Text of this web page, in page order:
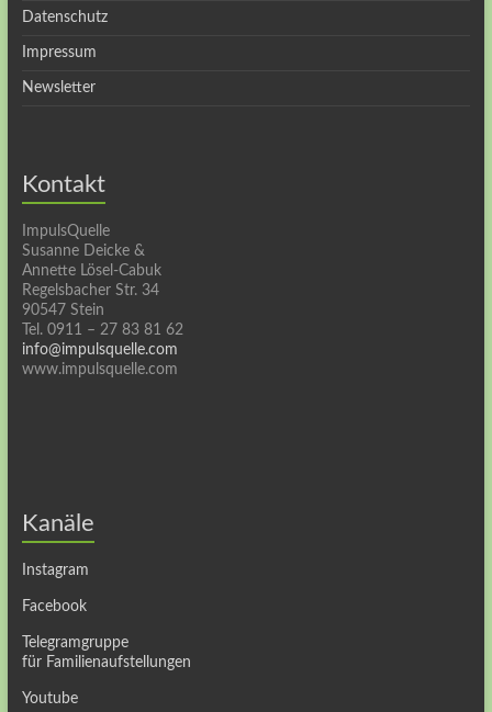
Datenschutz
Impressum
Newsletter
Kontakt
ImpulsQuelle
Susanne Deicke &
Annette Lösel-Cabuk
Regelsbacher Str. 34
90547 Stein
Tel. 0911 – 27 83 81 62
info@impulsquelle.com
www.impulsquelle.com
Kanäle
Instagram
Facebook
Telegramgruppe
für Familienaufstellungen
Youtube